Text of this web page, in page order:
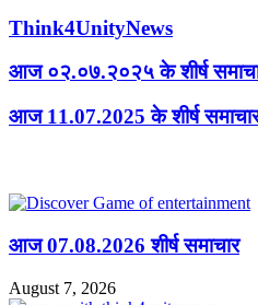
Think4UnityNews
आज ०२.०७.२०२५ के शीर्ष
आज 11.07.2025 के शीर्ष
आज 07.08.2026 शीर्ष समाचार
August 7, 2026